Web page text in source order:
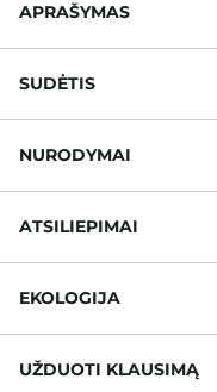
APRAŠYMAS
SUDĖTIS
NURODYMAI
ATSILIEPIMAI
EKOLOGIJA
UŽDUOTI KLAUSIMĄ